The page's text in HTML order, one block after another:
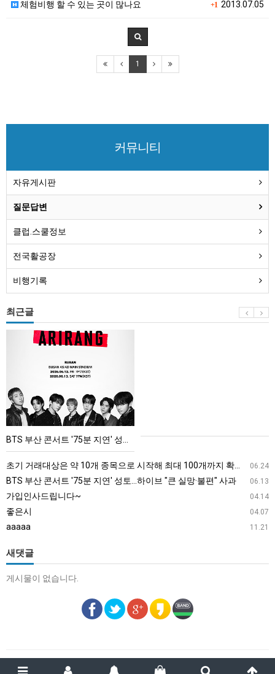
+1 2013.07.05
체험비행 할 수 있는 곳이 많나요
1
커뮤니티
자유게시판
질문답변
클럽.스쿨정보
전국활공장
비행기록
최근글
서
트
'75
분
브
"큰
실
사
BTS 부산 콘서트 '75분 지연' 성토…하이브 "큰 실망·불편" 사과
06.24
초기 거래대상은 약 10개 종목으로 시작해 최대 100개까지 확대할 방침이다. 구체적인 거래 대상 ETF는 아직 확정되지 않았지만, 시장 대표성이나 거래량을 고려해 선정할 계획이다.
06.13
BTS 부산 콘서트 '75분 지연' 성토…하이브 "큰 실망·불편" 사과
04.14
가입인사드립니다~
04.07
좋은시
11.21
aaaaa
새댓글
게시물이 없습니다.